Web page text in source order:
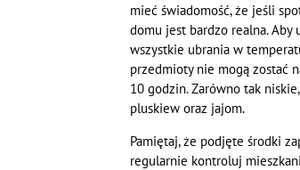
mieć świadomość, że jeśli
domu jest bardzo realna. Aby
wszystkie ubrania w
przedmioty nie mogą zostać
10 godzin. Zarówno tak
pluskiew oraz jajom.
Pamiętaj, że podjęte środki
regularnie kontroluj